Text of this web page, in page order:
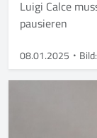
Luigi Calce
pausieren
08.01.2025